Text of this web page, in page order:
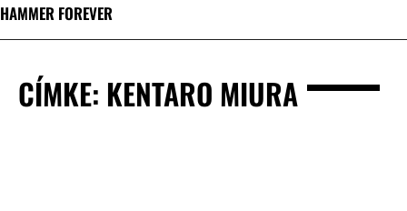
HAMMER FOREVER
CÍMKE: KENTARO MIURA